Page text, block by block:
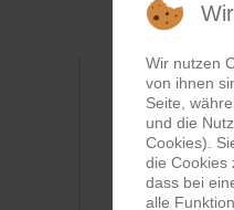
PRO-ducto
Lichtenau
⭐⭐⭐⭐⭐
Wir nutzen
von ihnen
Seite,
und die
Cookies).
die Cookies
dass bei
alle